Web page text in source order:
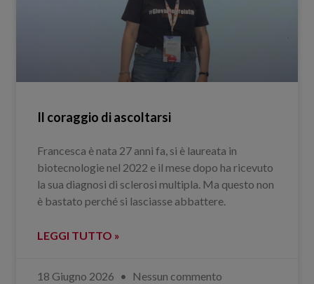
Il coraggio di ascoltarsi
Francesca è nata 27 anni fa, si è laureata in
biotecnologie nel 2022 e il mese dopo ha ricevuto
la sua diagnosi di sclerosi multipla. Ma questo non
è bastato perché si lasciasse abbattere.
LEGGI TUTTO »
18 Giugno 2026 Nessun commento